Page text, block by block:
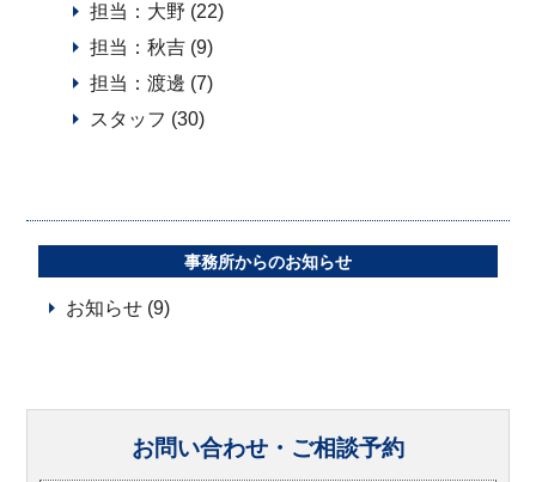
担当：大野 (22)
担当：秋吉 (9)
担当：渡邊 (7)
スタッフ (30)
事務所からのお知らせ
お知らせ (9)
お問い合わせ・ご相談予約